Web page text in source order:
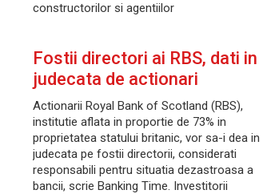
constructorilor si agentiilor
Fostii directori ai RBS, dati in
judecata de actionari
Actionarii Royal Bank of Scotland (RBS),
institutie aflata in proportie de 73% in
proprietatea statului britanic, vor sa-i dea in
judecata pe fostii directorii, considerati
responsabili pentru situatia dezastroasa a
bancii, scrie Banking Time. Investitorii